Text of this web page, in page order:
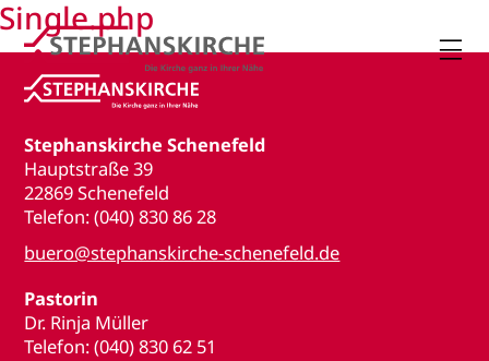

Stephanskirche Schenefeld
Hauptstraße 39
22869 Schenefeld
Telefon: (040) 830 86 28
buero@stephanskirche-schenefeld.de
Pastorin
Dr. Rinja Müller
Telefon: (040) 830 62 51